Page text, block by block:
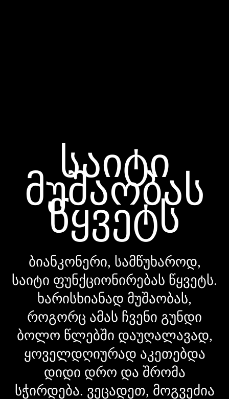
საიტი
მუშაობას
წყვეტს
ბიანკონერი, სამწუხაროდ,
საიტი ფუნქციონირებას წყვეტს.
ხარისხიანად მუშაობას,
როგორც ამას ჩვენი გუნდი
ბოლო წლებში დაუღალავად,
ყოველდღიურად აკეთებდა
დიდი დრო და შრომა
სჭირდება. ვეცადეთ, მოგვეძია